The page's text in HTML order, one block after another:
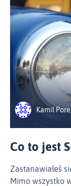
Kamil
Co to jest
Zastanawiałeś
Mimo wszystko